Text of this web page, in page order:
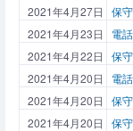
2021年4月27日
保
2021年4月23日
電
2021年4月22日
保
2021年4月20日
電
2021年4月20日
保
2021年4月20日
保